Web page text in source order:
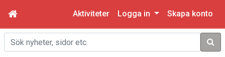
Aktiviteter Logga in Skapa konto
Sök